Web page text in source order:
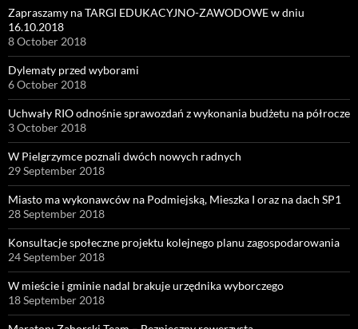
Zapraszamy na TARGI EDUKACYJNO-ZAWODOWE w dniu
16.10.2018
8 October 2018
Dylematy przed wyborami
6 October 2018
Uchwały RIO odnośnie sprawozdań z wykonania budżetu na półrocze
3 October 2018
W Pielgrzymce poznali dwóch nowych radnych
29 September 2018
Miasto ma wykonawców na Podmiejską, Mieszka I oraz na dach SP1
28 September 2018
Konsultacje społeczne projektu kolejnego planu zagospodarowania
24 September 2018
W mieście i gminie nadal brakuje urzędnika wyborczego
18 September 2018